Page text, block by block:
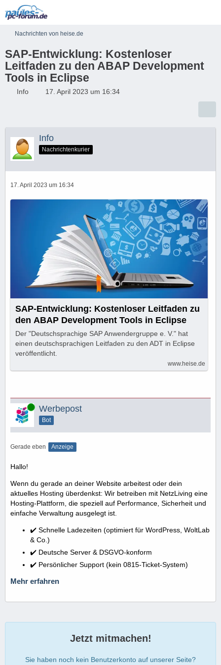
Nachrichten von heise.de
SAP-Entwicklung: Kostenloser
Leitfaden zu den ABAP Development
Tools in Eclipse
Info 17. April 2023 um 16:34
Info
Nachrichtenkurier
17. April 2023 um 16:34
SAP-Entwicklung: Kostenloser Leitfaden zu
den ABAP Development Tools in Eclipse
Der "Deutschsprachige SAP Anwendergruppe e. V." hat
einen deutschsprachigen Leitfaden zu den ADT in Eclipse
veröffentlicht.
www.heise.de
Online Werbepost
Bot
Gerade eben Anzeige
Hallo!
Wenn du gerade an deiner Website arbeitest oder dein
aktuelles Hosting überdenkst: Wir betreiben mit NetzLiving eine
Hosting-Plattform, die speziell auf Performance, Sicherheit und
einfache Verwaltung ausgelegt ist.
✔️ Schnelle Ladezeiten (optimiert für WordPress, WoltLab
& Co.)
✔️ Deutsche Server & DSGVO-konform
✔️ Persönlicher Support (kein 0815-Ticket-System)
Mehr erfahren
Jetzt mitmachen!
Sie haben noch kein Benutzerkonto auf unserer Seite?